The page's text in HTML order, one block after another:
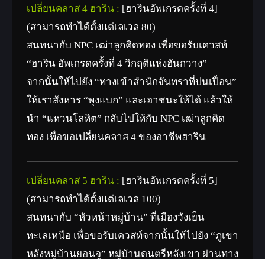
เปลี่ยนคลาส 4 ฮาริน : [ฮารินอัพเกรดครั้งที่ 4]
(สามารถทำได้ตั้งแต่เลเวล 80)
สนทนากับ NPC เฒ่าลูกคิดทอง เพื่อขอรับเควสท์
“ฮาริน อัพเกรดครั้งที่ 4 วิกฤติแห่งฮันกวาง”
จากนั้นให้ไปยัง “ทางเข้าสำนักจันทราที่ปนเปื้อน”
ให้เราสังหาร “พุงแบก” และเอาชนะให้ได้ แล้วให้
นำ “แหวนโลหิต” กลับไปให้กับ NPC เฒ่าลูกคิด
ทอง เพื่อขอเปลี่ยนคลาส 4 ของอาชีพฮาริน
เปลี่ยนคลาส 5 ฮาริน : [ฮารินอัพเกรดครั้งที่ 5]
(สามารถทำได้ตั้งแต่เลเวล 100)
สนทนากับ “หัวหน้าหมู่บ้าน” ที่เมืองวังเย็น
ทะเลเหนือ เพื่อขอรับเควสท์จากนั้นให้ไปยัง “ภูเขา
หลังหมู่บ้านยอนจู” หมู่บ้านดนตรีหลังเขา ผ่านทาง